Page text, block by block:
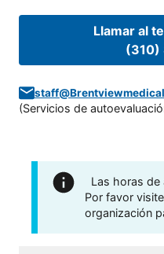
Llamar al
(310)
(Servicios de
Las horas de
Por favor
organización